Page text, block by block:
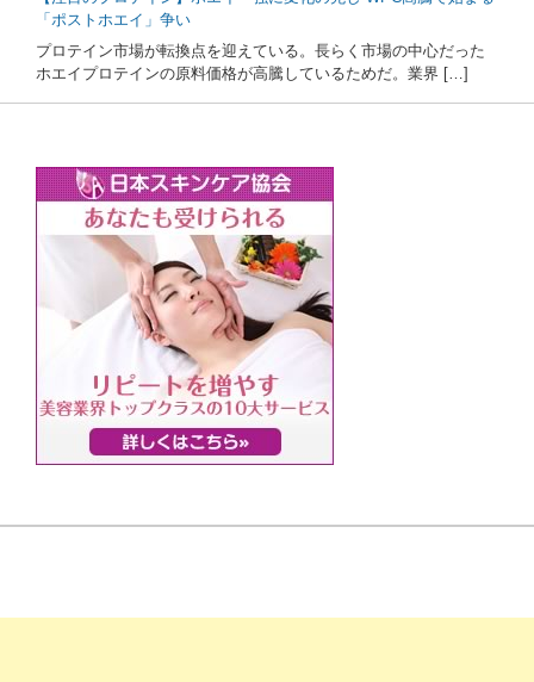
「ポストホエイ」争い
プロテイン市場が転換点を迎えている。長らく市場の中心だった
ホエイプロテインの原料価格が高騰しているためだ。業界 […]